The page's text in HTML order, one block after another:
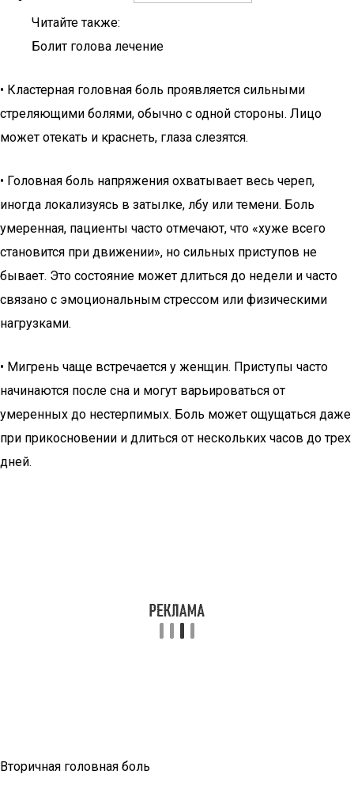
Читайте также:
Болит голова лечение
• Кластерная головная боль проявляется сильными
стреляющими болями, обычно с одной стороны. Лицо
может отекать и краснеть, глаза слезятся.
• Головная боль напряжения охватывает весь череп,
иногда локализуясь в затылке, лбу или темени. Боль
умеренная, пациенты часто отмечают, что «хуже всего
становится при движении», но сильных приступов не
бывает. Это состояние может длиться до недели и часто
связано с эмоциональным стрессом или физическими
нагрузками.
• Мигрень чаще встречается у женщин. Приступы часто
начинаются после сна и могут варьироваться от
умеренных до нестерпимых. Боль может ощущаться даже
при прикосновении и длиться от нескольких часов до трех
дней.
Вторичная головная боль